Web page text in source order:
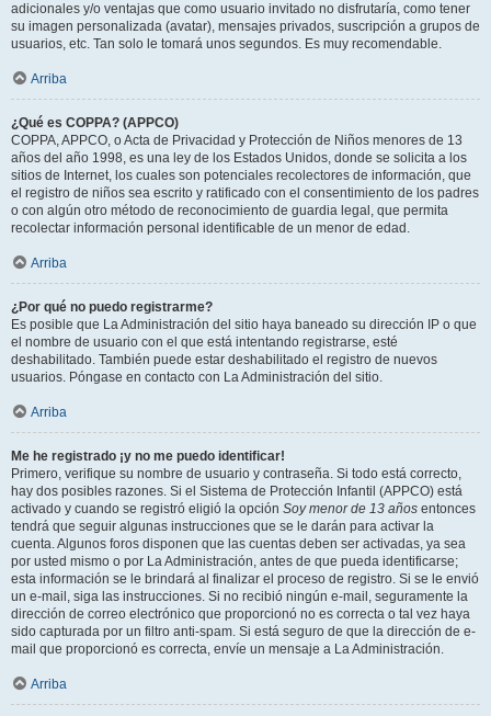
adicionales y/o ventajas que como usuario invitado no disfrutaría, como tener
su imagen personalizada (avatar), mensajes privados, suscripción a grupos de
usuarios, etc. Tan solo le tomará unos segundos. Es muy recomendable.
Arriba
¿Qué es COPPA? (APPCO)
COPPA, APPCO, o Acta de Privacidad y Protección de Niños menores de 13
años del año 1998, es una ley de los Estados Unidos, donde se solicita a los
sitios de Internet, los cuales son potenciales recolectores de información, que
el registro de niños sea escrito y ratificado con el consentimiento de los padres
o con algún otro método de reconocimiento de guardia legal, que permita
recolectar información personal identificable de un menor de edad.
Arriba
¿Por qué no puedo registrarme?
Es posible que La Administración del sitio haya baneado su dirección IP o que
el nombre de usuario con el que está intentando registrarse, esté
deshabilitado. También puede estar deshabilitado el registro de nuevos
usuarios. Póngase en contacto con La Administración del sitio.
Arriba
Me he registrado ¡y no me puedo identificar!
Primero, verifique su nombre de usuario y contraseña. Si todo está correcto,
hay dos posibles razones. Si el Sistema de Protección Infantil (APPCO) está
activado y cuando se registró eligió la opción Soy menor de 13 años entonces
tendrá que seguir algunas instrucciones que se le darán para activar la
cuenta. Algunos foros disponen que las cuentas deben ser activadas, ya sea
por usted mismo o por La Administración, antes de que pueda identificarse;
esta información se le brindará al finalizar el proceso de registro. Si se le envió
un e-mail, siga las instrucciones. Si no recibió ningún e-mail, seguramente la
dirección de correo electrónico que proporcionó no es correcta o tal vez haya
sido capturada por un filtro anti-spam. Si está seguro de que la dirección de e-
mail que proporcionó es correcta, envíe un mensaje a La Administración.
Arriba